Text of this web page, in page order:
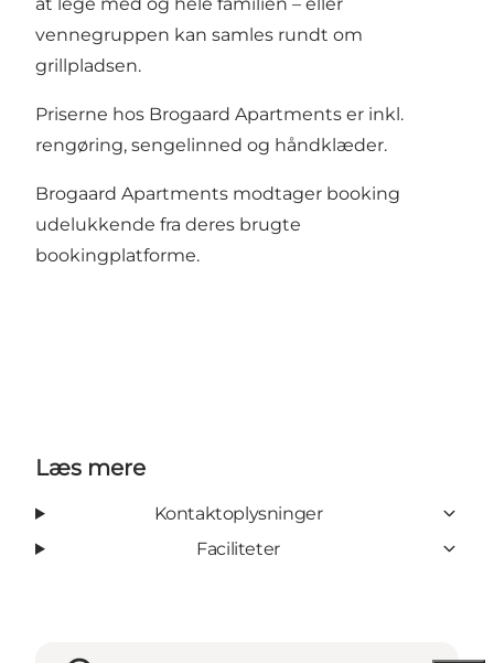
vennegruppen kan samles rundt om
grillpladsen.
Priserne hos Brogaard Apartments er inkl.
rengøring, sengelinned og håndklæder.
Brogaard Apartments modtager booking
udelukkende fra deres brugte
bookingplatforme.
Læs mere
Kontaktoplysninger
Faciliteter